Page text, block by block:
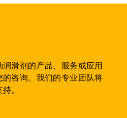
滑剂的产品、服务或应用
咨询。我们的专业团队将
。